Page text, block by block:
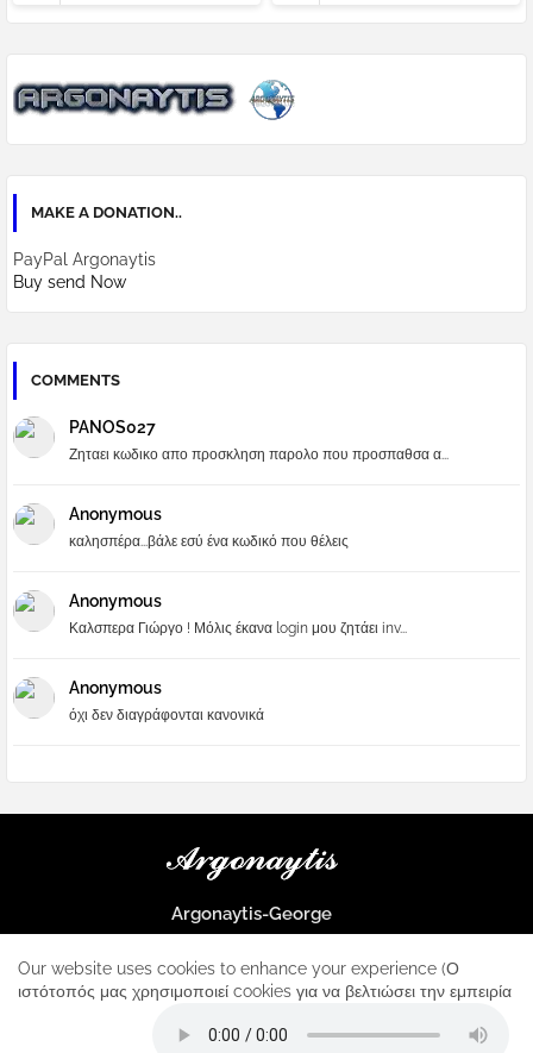
MAKE A DONATION..
PayPal Argonaytis
Buy send Now
COMMENTS
PANOS027
Ζηταει κωδικο απο προσκληση παρολο που προσπαθσα α...
Anonymous
καλησπέρα...βάλε εσύ ένα κωδικό που θέλεις
Anonymous
Καλσπερα Γιώργο ! Μόλις έκανα login μου ζητάει inv...
Anonymous
όχι δεν διαγράφονται κανονικά
Argonaytis-George
μοναδικός σταθμός για κάθε iphone
Our website uses cookies to enhance your experience (Ο
ιστότοπός μας χρησιμοποιεί cookies για να βελτιώσει την εμπειρία